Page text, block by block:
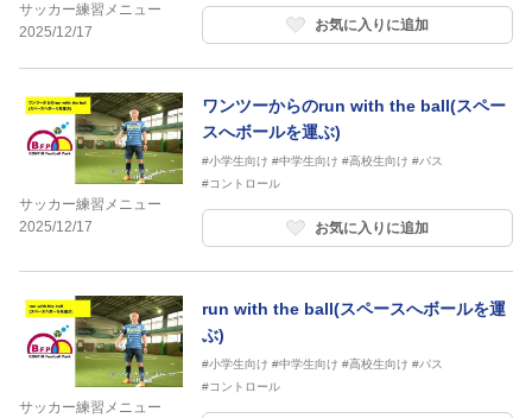
サッカー練習メニュー
2025/12/17
お気に入りに追加
サッカー練習メニュー
2025/12/17
ワンツーからのrun with the ball(スペー
スへボールを運ぶ)
#小学生向け #中学生向け #高校生向け #パス
#コントロール
お気に入りに追加
サッカー練習メニュー
run with the ball(スペースへボールを運
ぶ)
#小学生向け #中学生向け #高校生向け #パス
#コントロール